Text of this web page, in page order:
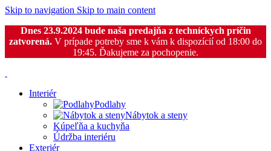
Skip to navigation Skip to main content
Dnes 23.9.2024 bude naša predajňa z techníckych príčin
zatvorená. V prípade potreby sme k vám k dispozícií od 18:00 do
19:45. Ďakujeme za pochopenie.
Interiér
Podlahy
Nábytok a steny
Kúpeľňa a kuchyňa
Údržba interiéru
Exteriér